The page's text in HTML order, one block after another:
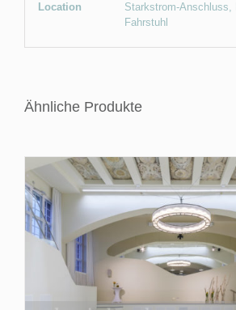
Location
Starkstrom-Anschluss,
Fahrstuhl
Ähnliche Produkte